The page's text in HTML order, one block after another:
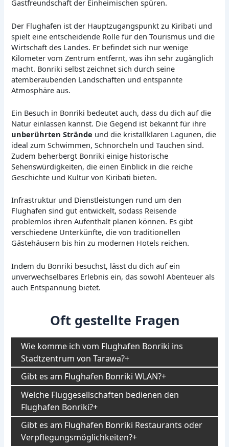
Gastfreundschaft der Einheimischen spüren.
Der Flughafen ist der Hauptzugangspunkt zu Kiribati und
spielt eine entscheidende Rolle für den Tourismus und die
Wirtschaft des Landes. Er befindet sich nur wenige
Kilometer vom Zentrum entfernt, was ihn sehr zugänglich
macht. Bonriki selbst zeichnet sich durch seine
atemberaubenden Landschaften und entspannte
Atmosphäre aus.
Ein Besuch in Bonriki bedeutet auch, dass du dich auf die
Natur einlassen kannst. Die Gegend ist bekannt für ihre
unberührten Strände und die kristallklaren Lagunen, die
ideal zum Schwimmen, Schnorcheln und Tauchen sind.
Zudem beherbergt Bonriki einige historische
Sehenswürdigkeiten, die einen Einblick in die reiche
Geschichte und Kultur von Kiribati bieten.
Infrastruktur und Dienstleistungen rund um den
Flughafen sind gut entwickelt, sodass Reisende
problemlos ihren Aufenthalt planen können. Es gibt
verschiedene Unterkünfte, die von traditionellen
Gästehäusern bis hin zu modernen Hotels reichen.
Indem du Bonriki besuchst, lässt du dich auf ein
unverwechselbares Erlebnis ein, das sowohl Abenteuer als
auch Entspannung bietet.
Oft gestellte Fragen
Wie komme ich vom Flughafen Bonriki ins
Stadtzentrum von Tarawa?
Gibt es am Flughafen Bonriki WLAN?
Welche Fluggesellschaften bedienen den
Flughafen Bonriki?
Gibt es am Flughafen Bonriki Restaurants oder
Verpflegungsmöglichkeiten?